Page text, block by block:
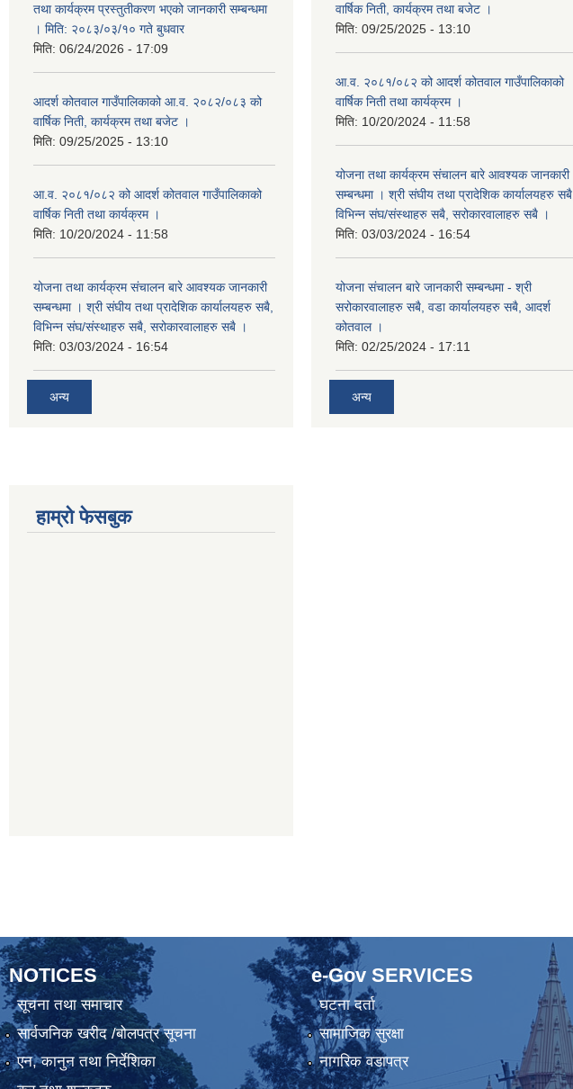
तथा कार्यक्रम प्रस्तुतीकरण भएको जानकारी सम्बन्धमा
। मिति: २०८३/०३/१० गते बुधवार
मिति: 06/24/2026 - 17:09
आदर्श कोतवाल गाउँपालिकाको आ.व. २०८२/०८३ को
वार्षिक निती, कार्यक्रम तथा बजेट ।
मिति: 09/25/2025 - 13:10
आ.व. २०८१/०८२ को आदर्श कोतवाल गाउँपालिकाको
वार्षिक निती तथा कार्यक्रम ।
मिति: 10/20/2024 - 11:58
योजना तथा कार्यक्रम संचालन बारे आवश्यक जानकारी
सम्बन्धमा । श्री संघीय तथा प्रादेशिक कार्यालयहरु सबै,
विभिन्‍न संघ/संस्थाहरु सबै, सरोकारवालाहरु सबै ।
मिति: 03/03/2024 - 16:54
अन्य
वार्षिक निती, कार्यक्रम तथा बजेट ।
मिति: 09/25/2025 - 13:10
आ.व. २०८१/०८२ को आदर्श कोतवाल गाउँपालिकाको
वार्षिक निती तथा कार्यक्रम ।
मिति: 10/20/2024 - 11:58
योजना तथा कार्यक्रम संचालन बारे आवश्यक जानकारी
सम्बन्धमा । श्री संघीय तथा प्रादेशिक कार्यालयहरु सबै,
विभिन्‍न संघ/संस्थाहरु सबै, सरोकारवालाहरु सबै ।
मिति: 03/03/2024 - 16:54
योजना संचालन बारे जानकारी सम्बन्धमा - श्री
सरोकारवालाहरु सबै, वडा कार्यालयहरु सबै, आदर्श
कोतवाल ।
मिति: 02/25/2024 - 17:11
अन्य
हाम्रो फेसबुक
NOTICES
सूचना तथा समाचार
सार्वजनिक खरीद /बोलपत्र सूचना
एन, कानुन तथा निर्देशिका
e-Gov SERVICES
घटना दर्ता
सामाजिक सुरक्षा
नागरिक वडापत्र